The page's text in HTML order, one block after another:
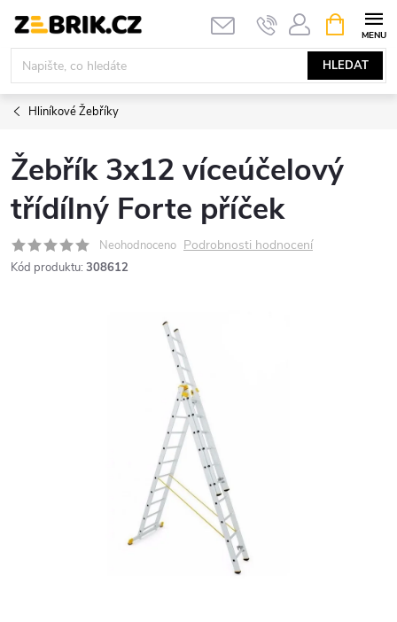
obsah
HLEDAT
NÁKUPNÍ
KOŠÍK
Hliníkové Žebříky
Žebřík 3x12 víceúčelový
třídílný Forte příček
Neohodnoceno Podrobnosti hodnocení
Kód produktu: 308612